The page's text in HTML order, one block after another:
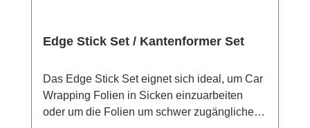
Edge Stick Set / Kantenformer Set
Das Edge Stick Set eignet sich ideal, um Car
Wrapping Folien in Sicken einzuarbeiten
oder um die Folien um schwer zugängliche